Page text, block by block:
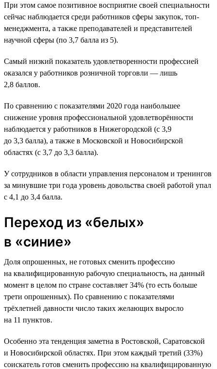
При этом самое позитивное восприятие своей специальности
сейчас наблюдается среди работников сферы закупок, топ-
менеджмента, а также преподавателей и представителей
научной сферы (по 3,7 балла из 5).
Самый низкий показатель удовлетворенности профессией
оказался у работников розничной торговли — лишь
2,8 баллов.
По сравнению с показателями 2020 года наибольшее
снижение уровня профессиональной удовлетворённости
наблюдается у работников в Нижегородской (с 3,9
до 3,3 балла), а также в Московской и Новосибирской
областях (с 3,7 до 3,3 балла).
У сотрудников в области управления персоналом и тренингов
за минувшие три года уровень довольства своей работой упал
с 4,1 до 3,4 балла.
Переход из «белых»
в «синие»
Доля опрошенных, не готовых сменить профессию
на квалифицированную рабочую специальность, на данный
момент в целом по стране составляет 34% (то есть больше
трети опрошенных). По сравнению с показателями
трёхлетней давности число таких желающих выросло
на 11 пунктов.
Особенно эта тенденция заметна в Ростовской, Саратовской
и Новосибирской областях. При этом каждый третий (33%)
соискатель готов сменить профессию на квалифицированную